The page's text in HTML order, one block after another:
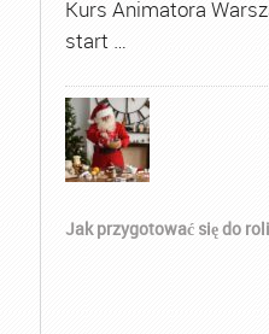
Kurs Animatora
start …
Jak przygotować się do